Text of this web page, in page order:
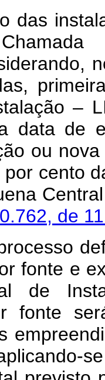
das
–
data de
ou
cento
de
fonte e
de
fonte